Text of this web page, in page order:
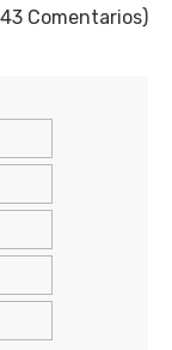
Comentarios)